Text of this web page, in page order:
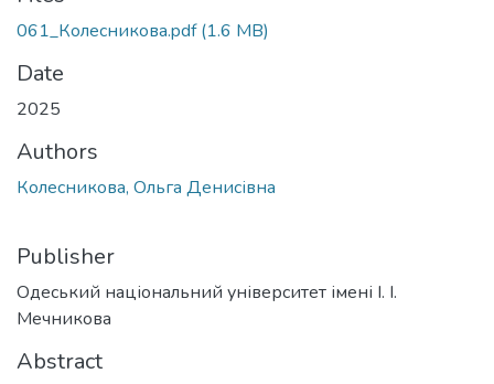
061_Колесникова.pdf(1.6 MB)
Date
2025
Authors
Колесникова, Ольга Денисівна
Publisher
Одеський національний університет імені І. І.
Мечникова
Abstract